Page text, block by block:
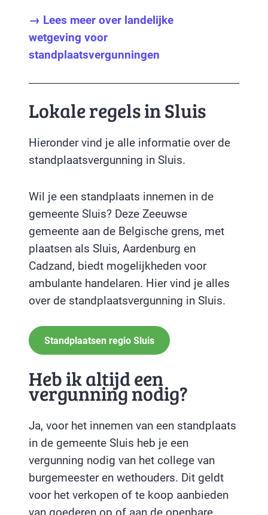
→ Lees meer over landelijke
wetgeving voor
standplaatsvergunningen
Lokale regels in Sluis
Hieronder vind je alle informatie over de
standplaatsvergunning in Sluis.
Wil je een standplaats innemen in de
gemeente Sluis? Deze Zeeuwse
gemeente aan de Belgische grens, met
plaatsen als Sluis, Aardenburg en
Cadzand, biedt mogelijkheden voor
ambulante handelaren. Hier vind je alles
over de standplaatsvergunning in Sluis.
Standplaatsen regio Sluis
Heb ik altijd een
vergunning nodig?
Ja, voor het innemen van een standplaats
in de gemeente Sluis heb je een
vergunning nodig van het college van
burgemeester en wethouders. Dit geldt
voor het verkopen of te koop aanbieden
van goederen op of aan de openbare